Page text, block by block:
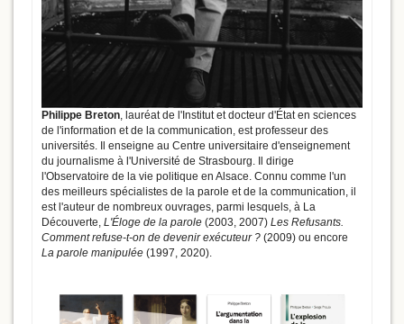
Philippe Breton, lauréat de l'Institut et docteur d'État en sciences
de l'information et de la communication, est professeur des
universités. Il enseigne au Centre universitaire d'enseignement
du journalisme à l'Université de Strasbourg. Il dirige
l'Observatoire de la vie politique en Alsace. Connu comme l'un
des meilleurs spécialistes de la parole et de la communication, il
est l'auteur de nombreux ouvrages, parmi lesquels, à La
Découverte, L'Éloge de la parole (2003, 2007) Les Refusants.
Comment refuse-t-on de devenir exécuteur ? (2009) ou encore
La parole manipulée (1997, 2020).